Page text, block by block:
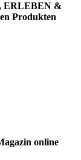
ERLEBEN &
Produkten
online